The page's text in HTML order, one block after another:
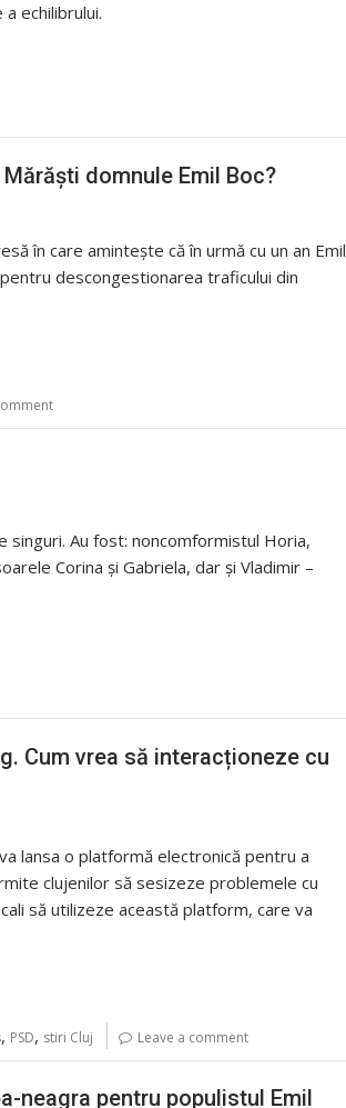
echilibrului.
domnule Emil Boc?
în care amintește că în urmă cu un an Emil
descongestionarea traficului din
Au fost: noncomformistul Horia,
Corina şi Gabriela, dar şi Vladimir –
Cum vrea să interacționeze cu
lansa o platformă electronică pentru a
clujenilor să sesizeze problemele cu
să utilizeze această platform, care va
, PSD, stiri Cluj Leave a comment
neagra pentru populistul Emil